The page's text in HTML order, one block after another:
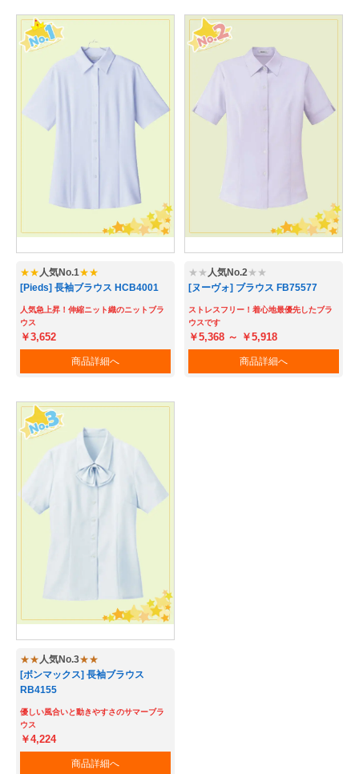
（注文番号からご注文）
ログアウト
Myページ お気に入り
★★人気No.1★★
[Pieds] 長袖ブラウス HCB4001
人気急上昇！伸縮ニット織のニットブラ
ウス
￥3,652
商品詳細へ
★★ 人気No.2★★
[ヌーヴォ] ブラウス FB75577
ストレスフリー！着心地最優先したブラ
ウスです
￥5,368 ～ ￥5,918
商品詳細へ
★★人気No.3★★
[ボンマックス] 長袖ブラウス
RB4155
優しい風合いと動きやすさのサマーブラ
ウス
￥4,224
商品詳細へ